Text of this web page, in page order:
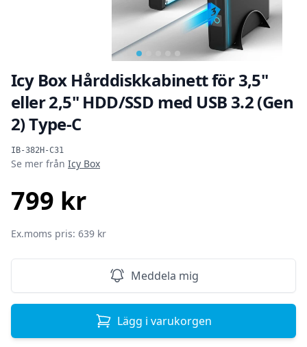
Icy Box Hårddiskkabinett för 3,5"
eller 2,5" HDD/SSD med USB 3.2 (Gen
2) Type-C
IB-382H-C31
Produktinformation
Se mer från Icy Box
799 kr
Ex.moms pris: 639 kr
Meddela mig
Lägg i varukorgen